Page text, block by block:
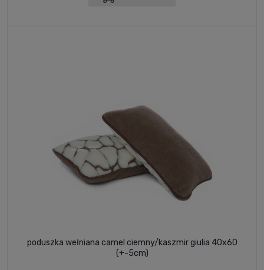
poduszka wełniana camel ciemny/kaszmir giulia 40x60
(+-5cm)